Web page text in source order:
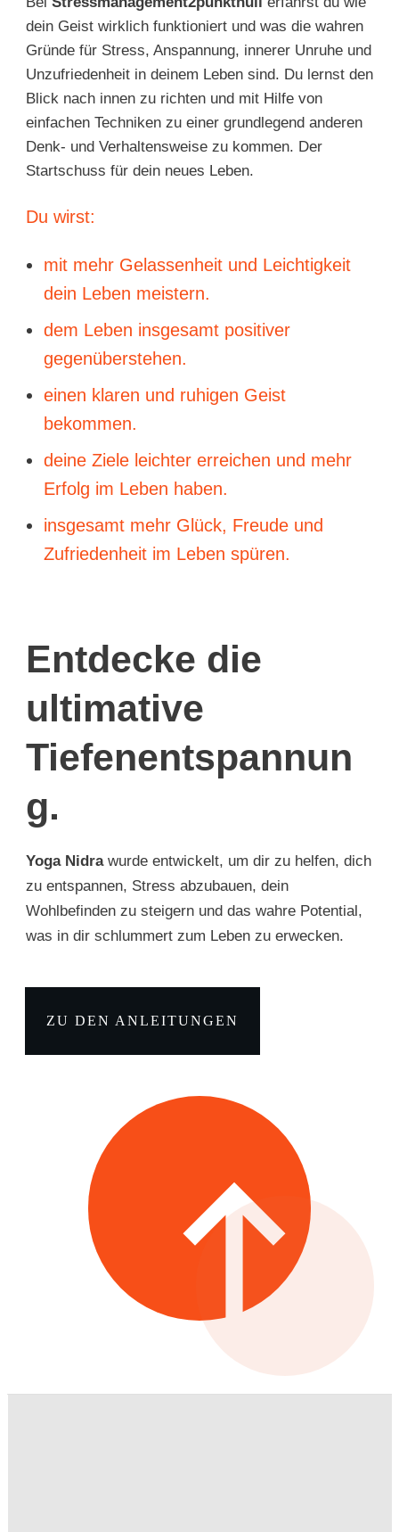
dein Geist wirklich funktioniert und was die wahren
Gründe für Stress, Anspannung, innerer Unruhe und
Unzufriedenheit in deinem Leben sind. Du lernst den
Blick nach innen zu richten und mit Hilfe von
einfachen Techniken zu einer grundlegend anderen
Denk- und Verhaltensweise zu kommen. Der
Startschuss für dein neues Leben.
Du wirst:
mit mehr Gelassenheit und Leichtigkeit
dein Leben meistern.
dem Leben insgesamt positiver
gegenüberstehen.
einen klaren und ruhigen Geist
bekommen.
deine Ziele leichter erreichen und mehr
Erfolg im Leben haben.
insgesamt mehr Glück, Freude und
Zufriedenheit im Leben spüren.
Entdecke die
ultimative
Tiefenentspannun
g.
Yoga Nidrawurde entwickelt, um dir zu helfen, dich
zu entspannen, Stress abzubauen, dein
Wohlbefinden zu steigern und das wahre Potential,
was in dir schlummert zum Leben zu erwecken.
ZU DEN ANLEITUNGEN